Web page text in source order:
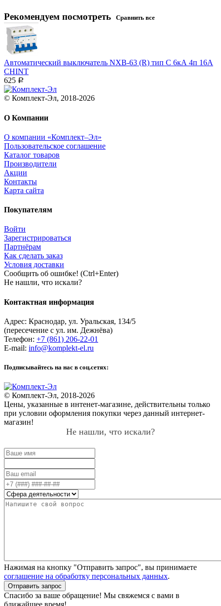
Рекомендуем посмотреть Сравнить все
Автоматический выключатель NXB-63 (R) тип С 6кА 4п 16А
CHINT
625 Р
© Комплект-Эл, 2018-2026
О Компании
О компании «Комплект–Эл»
Пользовательское соглашение
Каталог товаров
Производители
Акции
Контакты
Карта сайта
Покупателям
Войти
Зарегистрироваться
Партнёрам
Как сделать заказ
Условия доставки
Сообщить об ошибке! (Ctrl+Enter)
Не нашли, что искали?
Контактная информация
Адрес: Краснодар, ул. Уральская, 134/5
(пересечение с ул. им. Дежнёва)
Телефон: +7 (861) 206-22-01
E-mail: info@komplekt-el.ru
Подписывайтесь на нас в соц.сетях:
© Комплект-Эл, 2018-2026
Цены, указанные в интенет-магазине, действительны только
при условии оформления покупки через данный интернет-
магазин!
Не нашли, что искали?
Нажимая на кнопку "Отправить запрос", вы принимаете
соглашение на обработку персональных данных.
Отправить запрос
Спасибо за ваше обращение! Мы свяжемся с вами в